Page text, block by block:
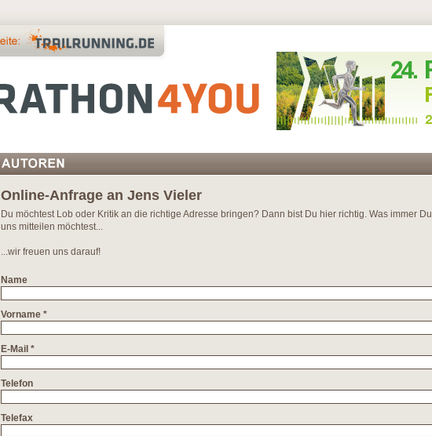
Online-Anfrage an Jens Vieler
Du möchtest Lob oder Kritik an die richtige Adresse bringen? Dann bist Du hier richtig. Was immer Du
uns mitteilen möchtest...
...wir freuen uns darauf!
Name
Vorname *
E-Mail *
Telefon
Telefax